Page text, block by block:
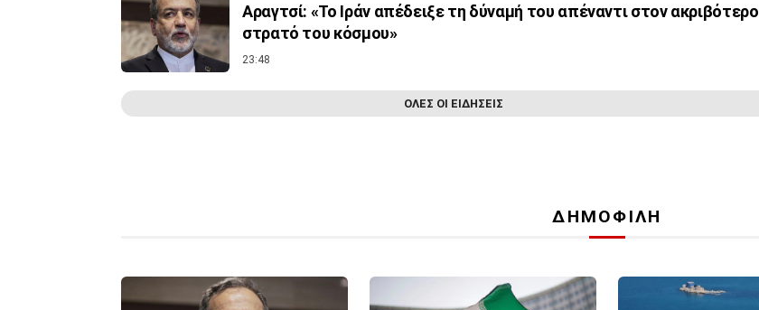
Αραγτσί: «Το Ιράν απέδειξε τη δύναμή του απέναντι στον ακριβότερο
στρατό του κόσμου»
23:48
ΟΛΕΣ ΟΙ ΕΙΔΗΣΕΙΣ
ΔΗΜΟΦΙΛΗ